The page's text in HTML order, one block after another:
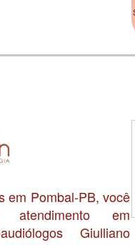
em Pombal-PB, você
em
Giulliano